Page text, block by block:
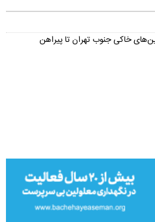
خاکی جنوب تهران تا پیراهن